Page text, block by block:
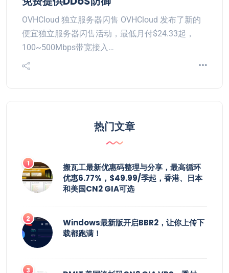
OVHCloud 独立服务器闪售 OVHCloud 发布了新的
便宜独立服务器闪售活动，最低月付$24.33起，
100~500Mbps带宽接入…
热门文章
搬瓦工最新优惠码整理与分享，最高循环
优惠6.77%，$49.99/季起，香港、日本
和美国CN2 GIA可选
Windows最新版开启BBR2，让你上传下
载都跑满！